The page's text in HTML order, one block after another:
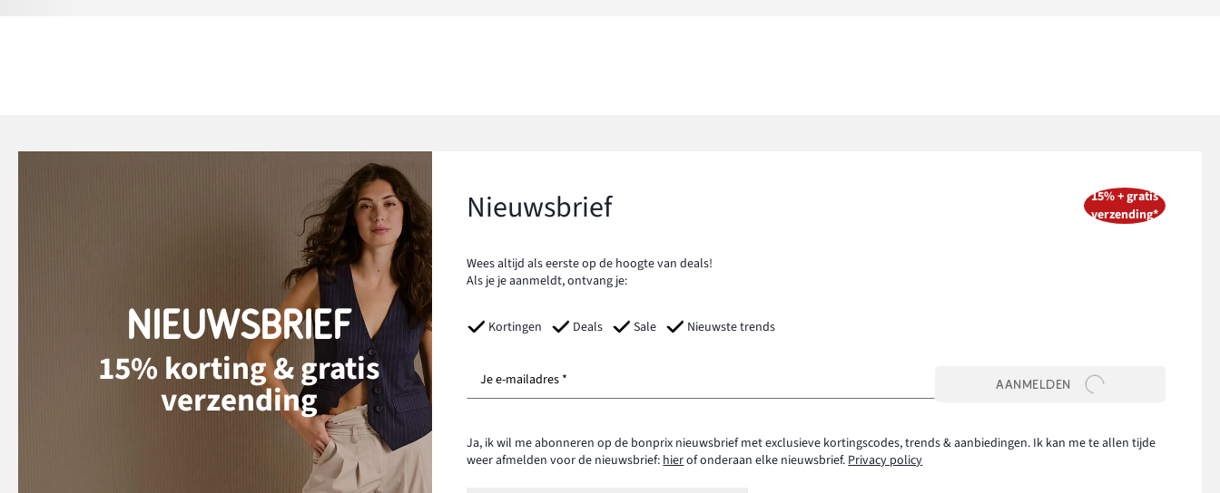
NIEUWSBRIEF
15% korting & gratis
verzending
Nieuwsbrief
Wees altijd als eerste op de hoogte van deals!
Als je je aanmeldt, ontvang je:
Kortingen Deals Sale Nieuwste trends
15% + gratis
verzending*
Je e-mailadres * AANMELDEN
Ja, ik wil me abonneren op de bonprix nieuwsbrief met exclusieve kortingscodes, trends & aanbiedingen. Ik kan me te allen tijde
weer afmelden voor de nieuwsbrief: hierof onderaan elke nieuwsbrief. Privacy policy